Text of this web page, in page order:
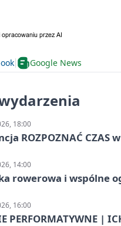
Google News
18:00
ROZPOZNAĆ CZAS
14:00
rowerowa i wspólne
16:00
PERFORMATYWNE |